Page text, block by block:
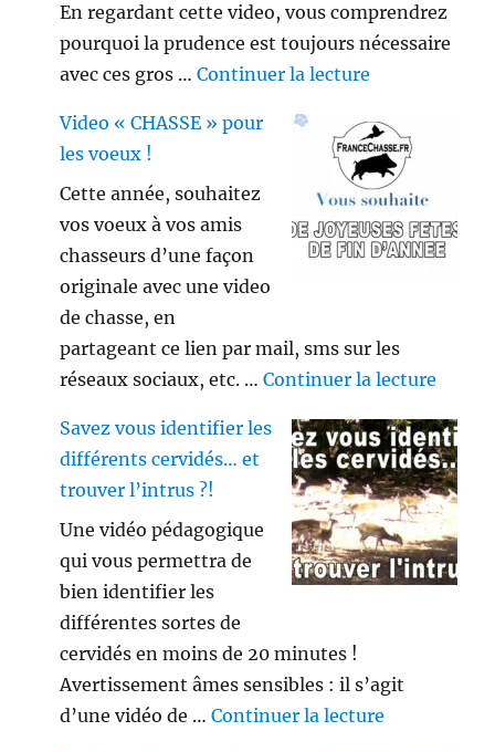
En regardant cette video, vous comprendrez
pourquoi la prudence est toujours nécessaire
avec ces gros …Continuer la lecture
Video « CHASSE » pour
les voeux !
Cette année, souhaitez
vos voeux à vos amis
chasseurs d’une façon
originale avec une video
de chasse, en
partageant ce lien par mail, sms sur les
réseaux sociaux, etc. …Continuer la lecture
Savez vous identifier les
différents cervidés… et
trouver l’intrus ?!
Une vidéo pédagogique
qui vous permettra de
bien identifier les
différentes sortes de
cervidés en moins de 20 minutes !
Avertissement âmes sensibles : il s’agit
d’une vidéo de …Continuer la lecture